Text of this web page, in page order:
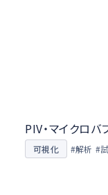
PIV・マイクロ
可視化 #解析 #